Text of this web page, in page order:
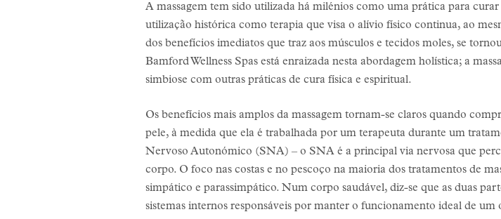
A massagem tem sido utilizada há milénios como uma prática para
utilização histórica como terapia que visa o alívio físico continua, ao
dos benefícios imediatos que traz aos músculos e tecidos moles, se
Bamford Wellness Spas está enraizada nesta abordagem holística; a
simbiose com outras práticas de cura física e espiritual.
Os benefícios mais amplos da massagem tornam-se claros quando
pele, à medida que ela é trabalhada por um terapeuta durante um
Nervoso Autonómico (SNA) – o SNA é a principal via nervosa que
corpo. O foco nas costas e no pescoço na maioria dos tratamentos de
simpático e parassimpático. Num corpo saudável, diz-se que as duas
sistemas internos responsáveis por manter o funcionamento ideal de um